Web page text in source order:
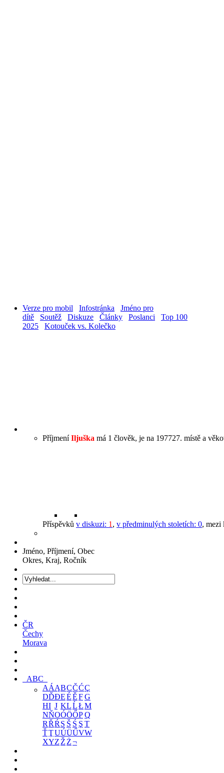
Verze pro mobil Infostránka
Jméno pro
dítě
Soutěž Diskuze Články Poslanci
Top 100
2025
Kotouček vs. Kolečko
PříjmeníIljuška má 1 člověk, je na 197727. místě a
Příspěvků v diskuzi: 1 , v předminulých stoletích: 0, mezi
Jméno, Příjmení, Obec
Okres, Kraj, Ročník
ČR
Čechy
Morava
ABC
AÁĄBCČĆÇ
DĎĐEÉĚFG
HI J KLĹŁM
NŇOÓÖŐPQ
RŘŔ S Š Ś Ş T
ŤŢUÚÜŰVW
XYZ Ž Ż¬